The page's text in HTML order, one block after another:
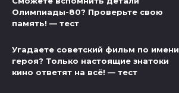
Олимпиады-80? Проверьте свою
память! — тест
Угадаете советский фильм по имени
героя? Только настоящие знатоки
кино ответят на всё! — тест